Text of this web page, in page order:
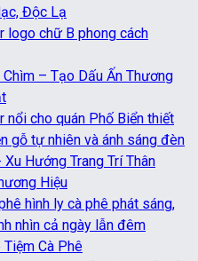
Độc Lạ
– Tạo Dấu Ấn Thương
Hướng Trang Trí Thân
Hiệu
Tiệm Cà Phê